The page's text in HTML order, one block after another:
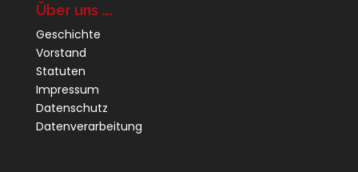
Über uns ….
Geschichte
Vorstand
Statuten
Impressum
Datenschutz
Datenverarbeitung